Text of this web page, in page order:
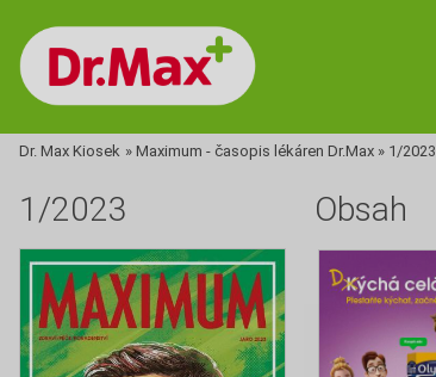
Dr. Max Kiosek » Maximum - časopis lékáren Dr.Max » 1/2023
1/2023 Obsah